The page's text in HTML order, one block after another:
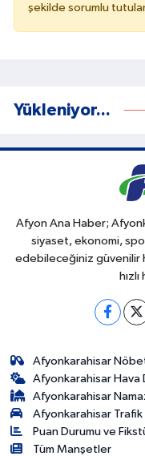
şekilde sorumlu
Yükleniyor...
Afyon Ana Haber;
siyaset, ekonomi,
edebileceğiniz güvenilir
Afyonkarahisar
Afyonkarahisar Hava
Afyonkarahisar
Afyonkarahisar Trafik
Puan Durumu ve
Tüm Manşetler